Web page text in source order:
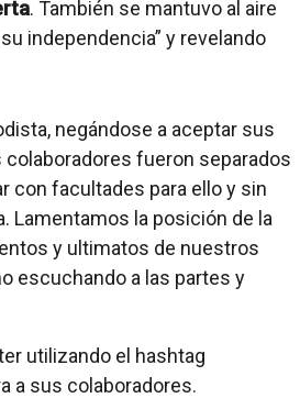
. También se mantuvo al aire
independencia” y revelando
negándose a aceptar sus
fueron separados
con facultades para ello y sin
Lamentamos la posición de la
y ultimatos de nuestros
escuchando a las partes y
utilizando el hashtag
a sus colaboradores.